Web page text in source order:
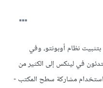
نظام أوبونتو، وفي
في لينكس إلى الكثير من
مشاركة سطح المكتب -